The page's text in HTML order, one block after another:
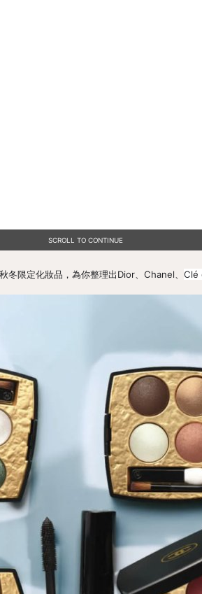
SCROLL TO CONTINUE
限定化妝品，為你整理出Dior、Chanel、 Clé